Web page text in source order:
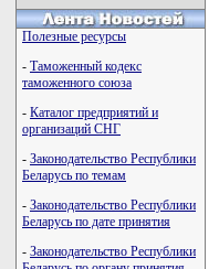
Полезные ресурсы
- Таможенный кодекс
таможенного союза
- Каталог предприятий и
организаций СНГ
- Законодательство Республики
Беларусь по темам
- Законодательство Республики
Беларусь по дате принятия
- Законодательство Республики